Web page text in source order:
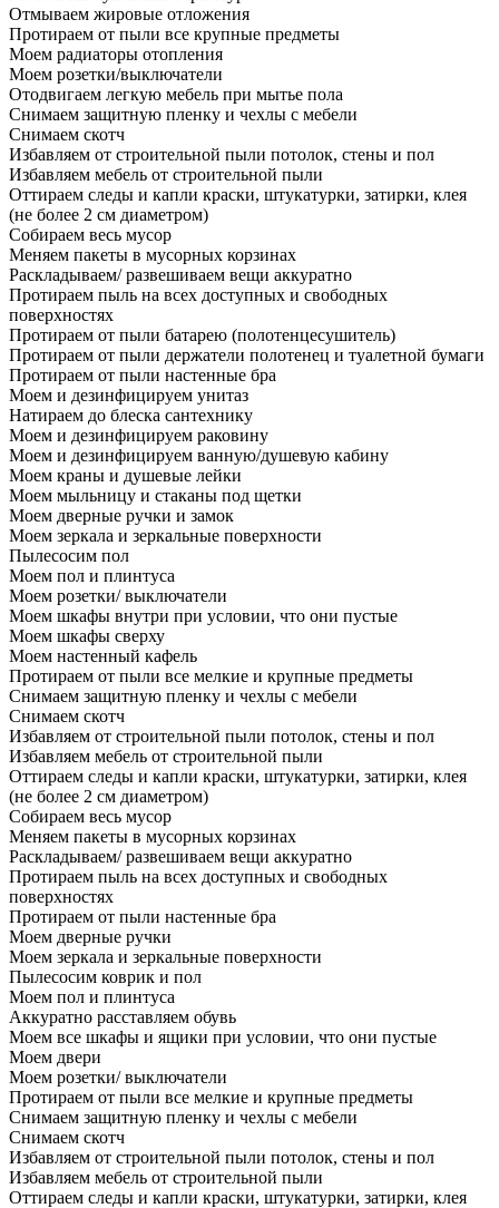
Отмываем жировые отложения
Протираем от пыли все крупные предметы
Моем радиаторы отопления
Моем розетки/выключатели
Отодвигаем легкую мебель при мытье пола
Снимаем защитную пленку и чехлы с мебели
Снимаем скотч
Избавляем от строительной пыли потолок, стены и пол
Избавляем мебель от строительной пыли
Оттираем следы и капли краски, штукатурки, затирки, клея
(не более 2 см диаметром)
Собираем весь мусор
Меняем пакеты в мусорных корзинах
Раскладываем/ развешиваем вещи аккуратно
Протираем пыль на всех доступных и свободных
поверхностях
Протираем от пыли батарею (полотенцесушитель)
Протираем от пыли держатели полотенец и туалетной бумаги
Протираем от пыли настенные бра
Моем и дезинфицируем унитаз
Натираем до блеска сантехнику
Моем и дезинфицируем раковину
Моем и дезинфицируем ванную/душевую кабину
Моем краны и душевые лейки
Моем мыльницу и стаканы под щетки
Моем дверные ручки и замок
Моем зеркала и зеркальные поверхности
Пылесосим пол
Моем пол и плинтуса
Моем розетки/ выключатели
Моем шкафы внутри при условии, что они пустые
Моем шкафы сверху
Моем настенный кафель
Протираем от пыли все мелкие и крупные предметы
Снимаем защитную пленку и чехлы с мебели
Снимаем скотч
Избавляем от строительной пыли потолок, стены и пол
Избавляем мебель от строительной пыли
Оттираем следы и капли краски, штукатурки, затирки, клея
(не более 2 см диаметром)
Собираем весь мусор
Меняем пакеты в мусорных корзинах
Раскладываем/ развешиваем вещи аккуратно
Протираем пыль на всех доступных и свободных
поверхностях
Протираем от пыли настенные бра
Моем дверные ручки
Моем зеркала и зеркальные поверхности
Пылесосим коврик и пол
Моем пол и плинтуса
Аккуратно расставляем обувь
Моем все шкафы и ящики при условии, что они пустые
Моем двери
Моем розетки/ выключатели
Протираем от пыли все мелкие и крупные предметы
Снимаем защитную пленку и чехлы с мебели
Снимаем скотч
Избавляем от строительной пыли потолок, стены и пол
Избавляем мебель от строительной пыли
Оттираем следы и капли краски, штукатурки, затирки, клея